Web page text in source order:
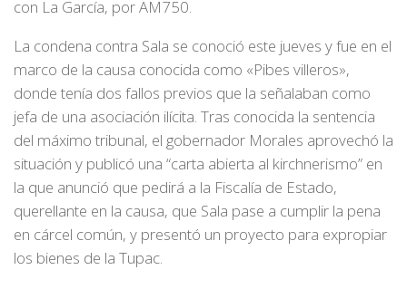
con La García, por AM750.
La condena contra Sala se conoció este jueves y fue en el
marco de la causa conocida como «Pibes villeros»,
donde tenía dos fallos previos que la señalaban como
jefa de una asociación ilícita. Tras conocida la sentencia
del máximo tribunal, el gobernador Morales aprovechó la
situación y publicó una “carta abierta al kirchnerismo” en
la que anunció que pedirá a la Fiscalía de Estado,
querellante en la causa, que Sala pase a cumplir la pena
en cárcel común, y presentó un proyecto para expropiar
los bienes de la Tupac.